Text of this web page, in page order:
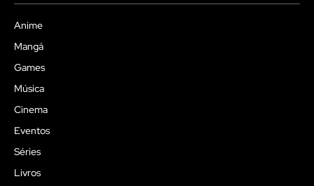
Anime
Mangá
Games
Música
Cinema
Eventos
Séries
Livros